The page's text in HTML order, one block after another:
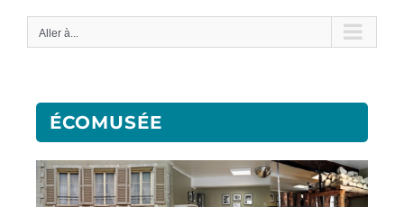
Aller à...
ÉCOMUSÉE